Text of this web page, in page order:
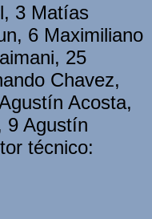
3 Matías
6 Maximiliano
25
Chavez,
Acosta,
9 Agustín
técnico: